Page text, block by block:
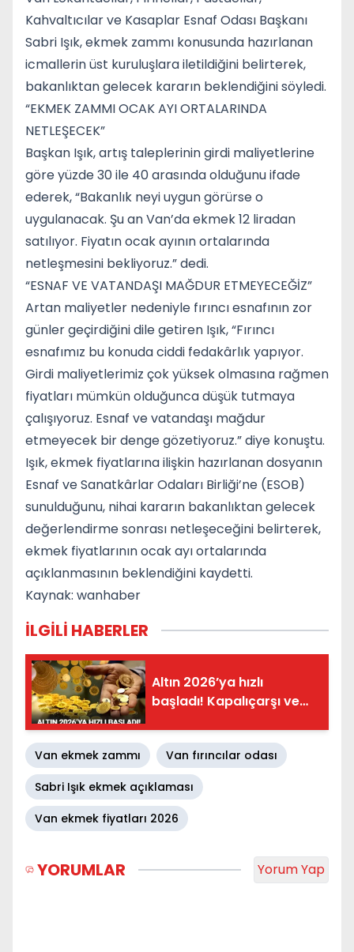
Kahvaltıcılar ve Kasaplar Esnaf Odası Başkanı
Sabri Işık, ekmek zammı konusunda hazırlanan
icmallerin üst kuruluşlara iletildiğini belirterek,
bakanlıktan gelecek kararın beklendiğini söyledi.
“EKMEK ZAMMI OCAK AYI ORTALARINDA
NETLEŞECEK”
Başkan Işık, artış taleplerinin girdi maliyetlerine
göre yüzde 30 ile 40 arasında olduğunu ifade
ederek, “Bakanlık neyi uygun görürse o
uygulanacak. Şu an Van’da ekmek 12 liradan
satılıyor. Fiyatın ocak ayının ortalarında
netleşmesini bekliyoruz.” dedi.
“ESNAF VE VATANDAŞI MAĞDUR ETMEYECEĞİZ”
Artan maliyetler nedeniyle fırıncı esnafının zor
günler geçirdiğini dile getiren Işık, “Fırıncı
esnafımız bu konuda ciddi fedakârlık yapıyor.
Girdi maliyetlerimiz çok yüksek olmasına rağmen
fiyatları mümkün olduğunca düşük tutmaya
çalışıyoruz. Esnaf ve vatandaşı mağdur
etmeyecek bir denge gözetiyoruz.” diye konuştu.
Işık, ekmek fiyatlarına ilişkin hazırlanan dosyanın
Esnaf ve Sanatkârlar Odaları Birliği’ne (ESOB)
sunulduğunu, nihai kararın bakanlıktan gelecek
değerlendirme sonrası netleşeceğini belirterek,
ekmek fiyatlarının ocak ayı ortalarında
açıklanmasının beklendiğini kaydetti.
Kaynak: wanhaber
İLGİLİ HABERLER
Altın 2026’ya hızlı
başladı! Kapalıçarşı ve
Van ekmek zammı
Van fırıncılar odası
Sabri Işık ekmek açıklaması
Van ekmek fiyatları 2026
YORUMLAR Yorum Yap